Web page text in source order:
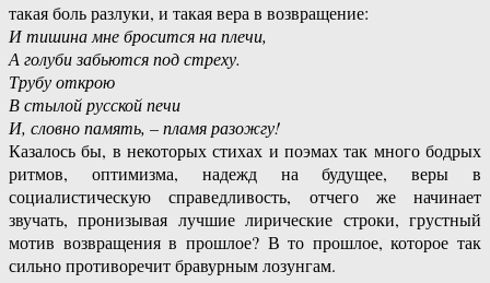
такая боль разлуки, и такая вера в возвращение:
И тишина мне бросится на плечи,
А голуби забьются под стреху.
Трубу открою
В стылой русской печи
И, словно память, – пламя разожгу!
Казалось бы, в некоторых стихах и поэмах так много бодрых
ритмов, оптимизма, надежд на будущее, веры в
социалистическую справедливость, отчего же начинает
звучать, пронизывая лучшие лирические строки, грустный
мотив возвращения в прошлое? В то прошлое, которое так
сильно противоречит бравурным лозунгам.